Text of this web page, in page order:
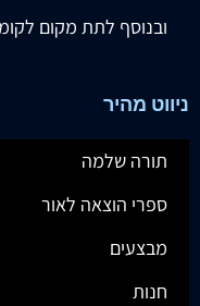
ובנוסף לתת מקום
ניווט מהיר
תורה שלמה
ספרי הוצאה לאור
מבצעים
חנות